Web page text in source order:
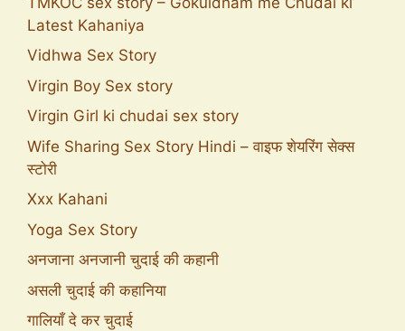
Latest Kahaniya
Vidhwa Sex Story
Virgin Boy Sex story
Virgin Girl ki chudai sex story
Wife Sharing Sex Story Hindi – वाइफ शेयरिंग सेक्स
स्टोरी
Xxx Kahani
Yoga Sex Story
अनजाना अनजानी चुदाई की कहानी
असली चुदाई की कहानिया
गालियाँ दे कर चुदाई